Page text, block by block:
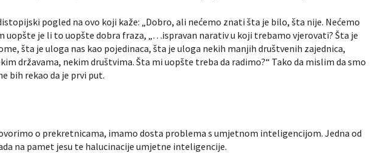
pogled na ovo koji kaže: „Dobro, ali nećemo znati šta je bilo, šta nije. Nećemo
uopšte je li to uopšte dobra fraza, „…ispravan narativ u koji trebamo vjerovati? Šta je
šta je uloga nas kao pojedinaca, šta je uloga nekih manjih društvenih zajednica,
državama, nekim društvima. Šta mi uopšte treba da radimo?“ Tako da mislim da smo
bih rekao da je prvi put.
o prekretnicama, imamo dosta problema s umjetnom inteligencijom. Jedna od
na pamet jesu te halucinacije umjetne inteligencije.